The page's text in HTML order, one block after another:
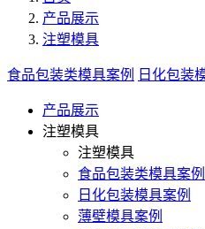
产品展示
注塑模具
食品包装类模具案例 日化包装
产品展示
注塑模具
注塑模具
食品包装类模具案例
日化包装模具案例
薄壁模具案例